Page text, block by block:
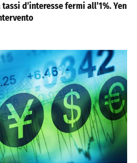
d’interesse fermi all’1%. Yen